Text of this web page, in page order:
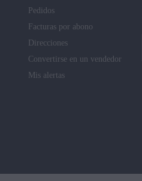
Pedidos
Facturas por abono
Direcciones
Convertirse en un vendedor
Mis alertas